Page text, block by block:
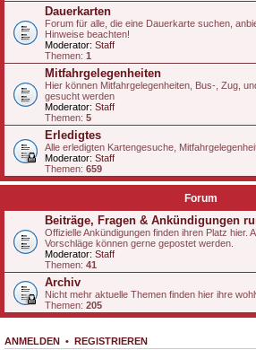
Dauerkarten
Forum für alle, die eine Dauerkarte suchen,
Hinweise beachten!
Moderator: Staff
Themen: 1
Mitfahrgelegenheiten
Hier können Mitfahrgelegenheiten, Bus-, Zug,
gesucht werden
Moderator: Staff
Themen: 5
Erledigtes
Alle erledigten Kartengesuche,
Moderator: Staff
Themen: 659
Forum
Beiträge, Fragen & Ankündigungen
Offizielle Ankündigungen finden ihren Platz hier.
Vorschläge können gerne gepostet werden.
Moderator: Staff
Themen: 41
Archiv
Nicht mehr aktuelle Themen finden hier ihre
Themen: 205
ANMELDEN • REGISTRIEREN